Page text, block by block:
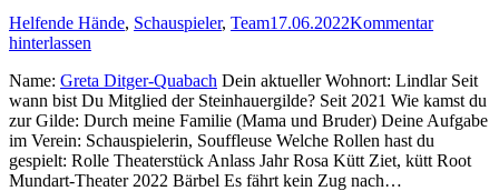
Helfende Hände, Schauspieler, Team17.06.2022Kommentar
hinterlassen
Name: Greta Ditger-Quabach Dein aktueller Wohnort: Lindlar Seit
wann bist Du Mitglied der Steinhauergilde? Seit 2021 Wie kamst du
zur Gilde: Durch meine Familie (Mama und Bruder) Deine Aufgabe
im Verein: Schauspielerin, Souffleuse Welche Rollen hast du
gespielt: Rolle Theaterstück Anlass Jahr Rosa Kütt Ziet, kütt Root
Mundart-Theater 2022 Bärbel Es fährt kein Zug nach…